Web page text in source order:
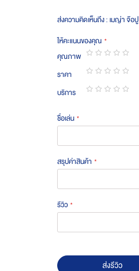
ส่งความคิดเห็นถึง : เมญ่า จ๊อปู
ให้คะแนนของคุณ
คุณภาพ
1
star
2
stars
3
stars
4
stars
5
stars
ราคา
1
star
2
stars
3
stars
4
stars
5
stars
บริการ
ชื่อเล่น
สรุปค่าสินค้า
รีวิว
ส่งรีวิว